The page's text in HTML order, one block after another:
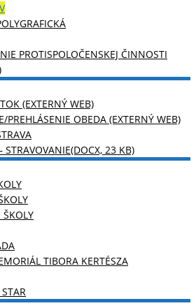
PROTISPOLOČENSKEJ ČINNOSTI
(EXTERNÝ WEB)
PREHLÁSENIE OBEDA (EXTERNÝ WEB)
STRAVOVANIE(DOCX, 23 KB)
TIBORA KERTÉSZA